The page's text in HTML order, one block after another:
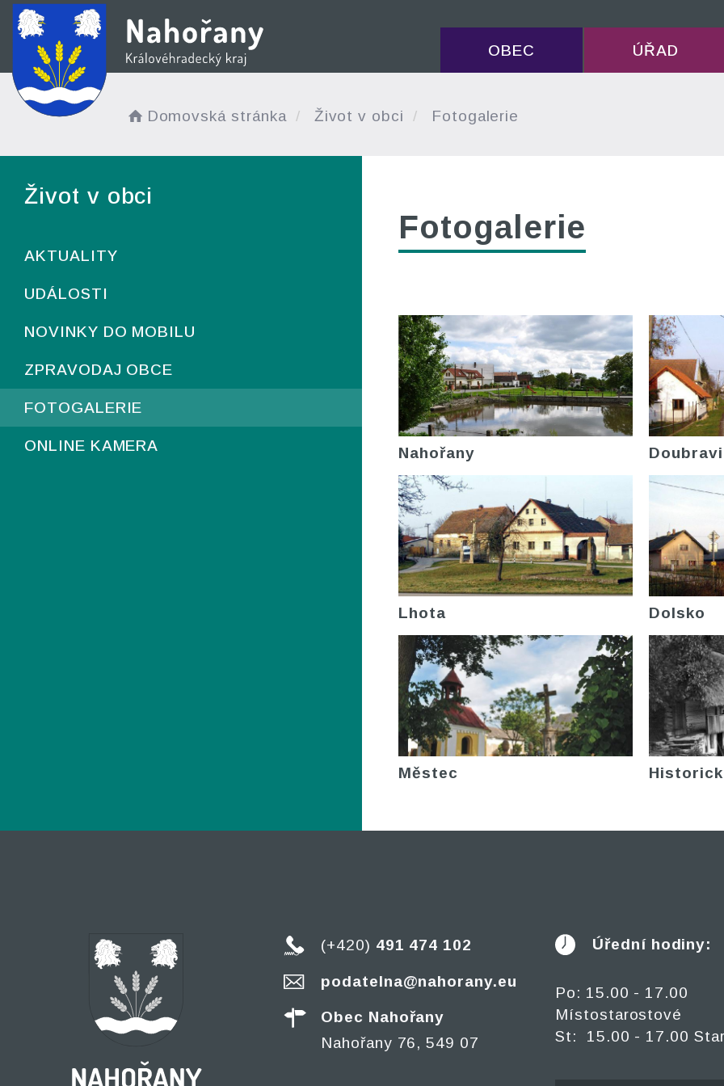
OBEC ÚŘAD
Domovská stránka Život v obci Fotogalerie
Život v obci
AKTUALITY
UDÁLOSTI
NOVINKY DO MOBILU
ZPRAVODAJ OBCE
FOTOGALERIE
ONLINE KAMERA
Fotogalerie
Nahořany
Lhota Dolsko
Městec
(+420) 491 474 102
podatelna@nahorany.eu
Obec Nahořany
Nahořany 76, 549 07
Úřední hodiny:
Po: 15.00 - 17.00
Místostarostové
St: 15.00 - 17.00